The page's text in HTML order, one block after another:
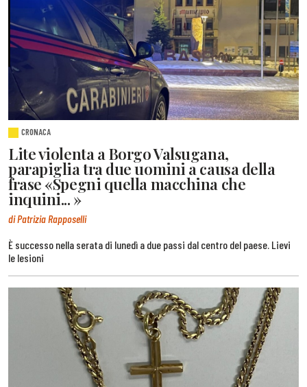
CRONACA
Lite violenta a Borgo Valsugana,
parapiglia tra due uomini a causa della
frase «Spegni quella macchina che
inquini... »
di Patrizia Rapposelli
È successo nella serata di lunedì a due passi dal centro del paese. Lievi
le lesioni